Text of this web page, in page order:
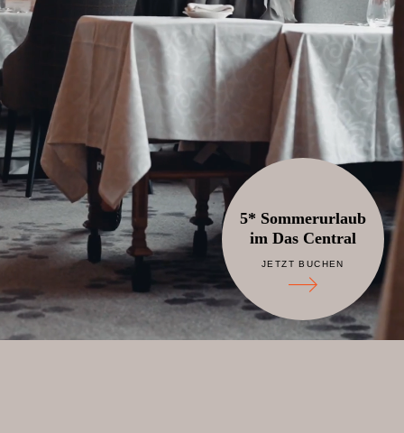
5* Sommerurlaub
im Das Central
JETZT BUCHEN